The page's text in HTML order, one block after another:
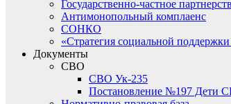
Государственно-частное
Антимонопольный комплаенс
СОНКО
«Стратегия социальной
Документы
СВО
СВО Ук-235
Постановление №197 Дети